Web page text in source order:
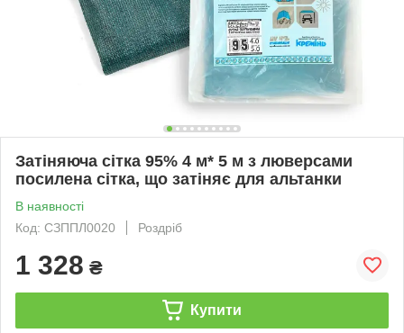
Затіняюча сітка 95% 4 м* 5 м з люверсами
посилена сітка, що затіняє для альтанки
В наявності
Код: СЗППЛ0020
Роздріб
1 328 ₴
Купити